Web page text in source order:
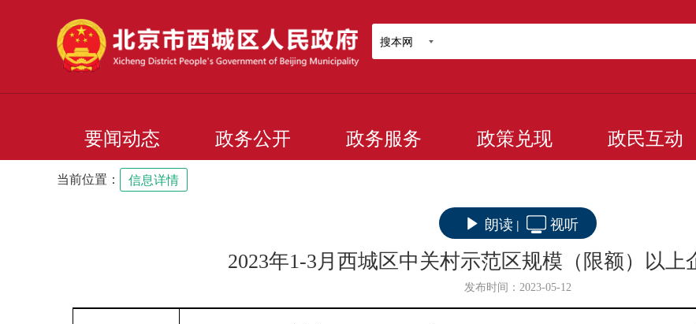
搜本网
要闻动态 政务公开 政务服务 政策兑现 政民互动
当前位置： 信息详情
朗读 | 视听
2023年1-3月西城区中关村示范区规模（限额）以上
发布时间：2023-05-12